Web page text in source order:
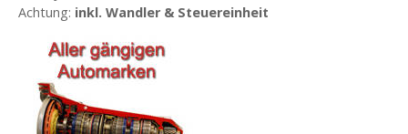
n
Achtung: inkl. Wandler & Steuereinheit